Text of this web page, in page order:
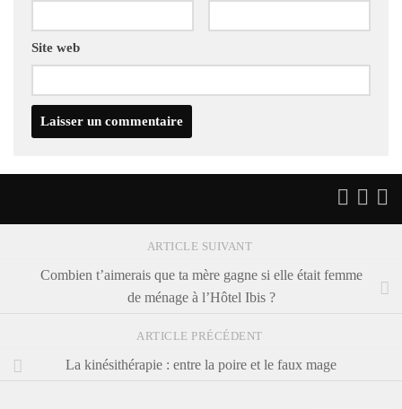
Site web
ARTICLE SUIVANT
Combien t’aimerais que ta mère gagne si elle était femme
de ménage à l’Hôtel Ibis ?
ARTICLE PRÉCÉDENT
La kinésithérapie : entre la poire et le faux mage